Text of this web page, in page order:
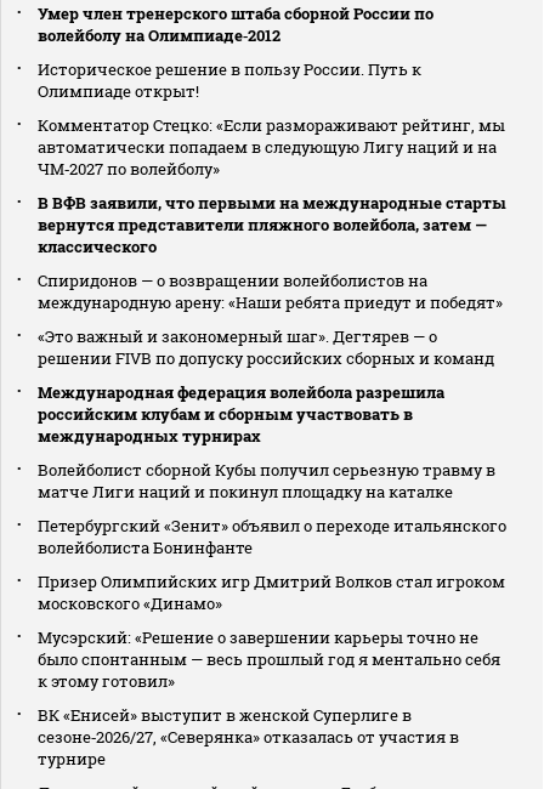
Умер член тренерского штаба сборной России по
волейболу на Олимпиаде‑2012
Историческое решение в пользу России. Путь к
Олимпиаде открыт!
Комментатор Стецко: «Если размораживают рейтинг, мы
автоматически попадаем в следующую Лигу наций и на
ЧМ‑2027 по волейболу»
В ВФВ заявили, что первыми на международные старты
вернутся представители пляжного волейбола, затем —
классического
Спиридонов — о возвращении волейболистов на
международную арену: «Наши ребята приедут и победят»
«Это важный и закономерный шаг». Дегтярев — о
решении FIVB по допуску российских сборных и команд
Международная федерация волейбола разрешила
российским клубам и сборным участвовать в
международных турнирах
Волейболист сборной Кубы получил серьезную травму в
матче Лиги наций и покинул площадку на каталке
Петербургский «Зенит» объявил о переходе итальянского
волейболиста Бонинфанте
Призер Олимпийских игр Дмитрий Волков стал игроком
московского «Динамо»
Мусэрский: «Решение о завершении карьеры точно не
было спонтанным — весь прошлый год я ментально себя
к этому готовил»
ВК «Енисей» выступит в женской Суперлиге в
сезоне‑2026/27, «Северянка» отказалась от участия в
турнире